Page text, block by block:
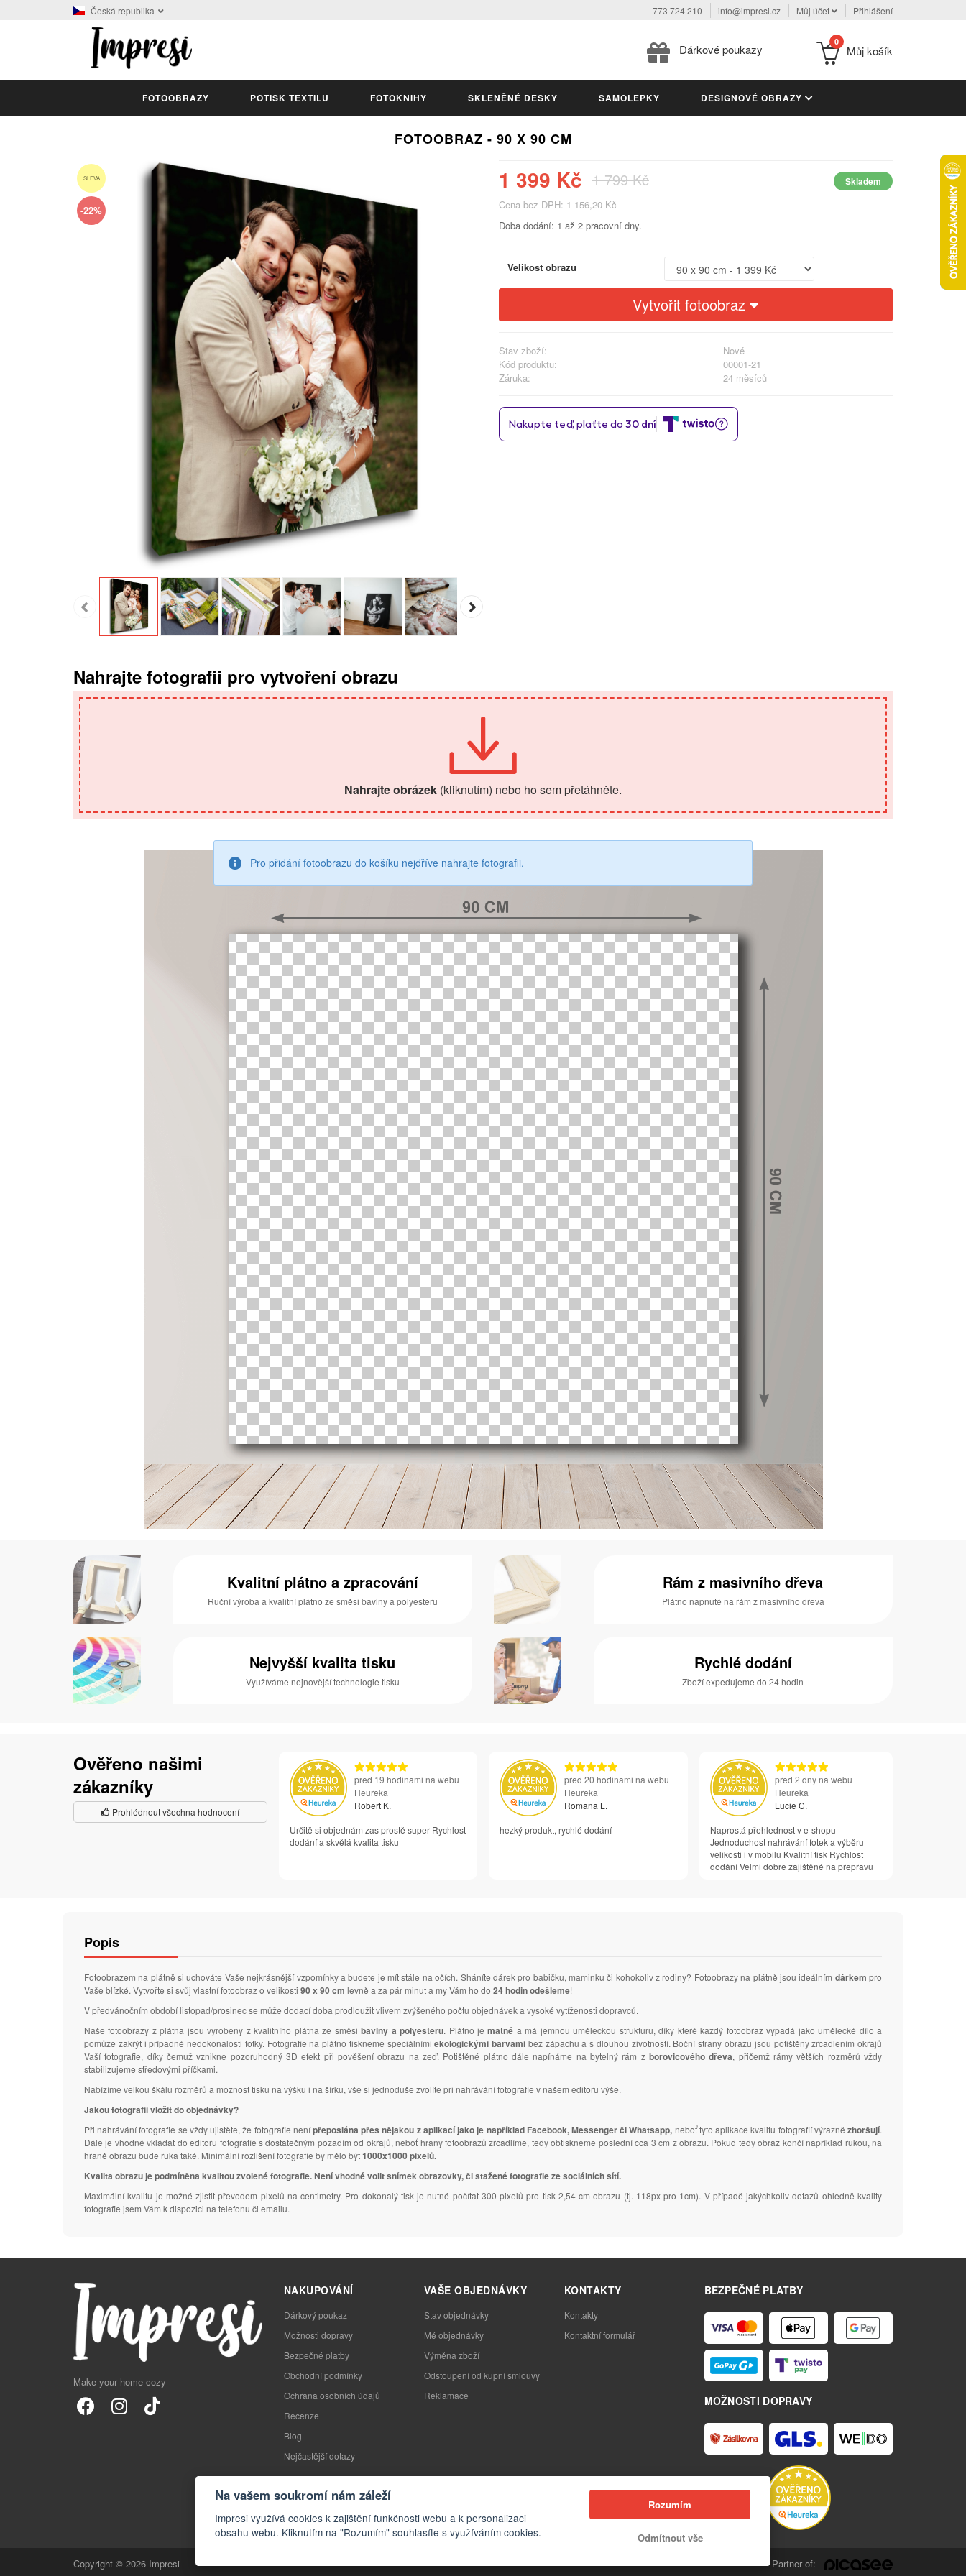
Česká republika 773 724 210 info@impresi.cz Můj účet Přihlášení
Dárkové poukazy
0
Můj košík
FOTOOBRAZY POTISK TEXTILU FOTOKNIHY SKLENĚNÉ DESKY SAMOLEPKY DESIGNOVÉ OBRAZY
FOTOOBRAZ - 90 X 90 CM
SLEVA
-22%
1 399 Kč 1 799 Kč Skladem
Cena bez DPH: 1 156,20 Kč
Doba dodání: 1 až 2 pracovní dny.
Velikost obrazu
Vytvořit fotoobraz
Stav zboží:
Nové
Kód produktu:
00001-21
Záruka:
24 měsíců
Nahrajte fotografii pro vytvoření obrazu
Nahrajte obrázek (kliknutím) nebo ho sem přetáhněte.
Pro přidání fotoobrazu do košíku nejdříve nahrajte fotografii.
Kvalitní plátno a zpracování
Ruční výroba a kvalitní plátno ze směsi bavlny a polyesteru
Rám z masivního dřeva
Plátno napnuté na rám z masivního dřeva
Nejvyšší kvalita tisku
Využíváme nejnovější technologie tisku
Rychlé dodání
Zboží expedujeme do 24 hodin
Ověřeno našimi
zákazníky
Prohlédnout všechna hodnocení
před 19 hodinami na webu
Heureka
Robert K.
Určitě si objednám zas prostě super Rychlost
dodání a skvělá kvalita tisku
před 20 hodinami na webu
Heureka
Romana L.
hezký produkt, rychlé dodání
před 2 dny na webu
Heureka
Lucie C.
Naprostá přehlednost v e-shopu
Jednoduchost nahrávání fotek a výběru
velikosti i v mobilu Kvalitní tisk Rychlost
dodání Velmi dobře zajištěné na přepravu
Popis
Fotoobrazem na plátně si uchováte Vaše nejkrásnější vzpomínky a budete je mít stále na očích. Sháníte dárek pro babičku, maminku či kohokoliv z rodiny? Fotoobrazy na plátně jsou ideálním dárkem pro
Vaše blízké. Vytvořte si svůj vlastní fotoobraz o velikosti 90 x 90 cm levně a za pár minut a my Vám ho do 24 hodin odešleme!
V předvánočním období listopad/prosinec se může dodací doba prodloužit vlivem zvýšeného počtu objednávek a vysoké vytíženosti dopravců.
Naše fotoobrazy z plátna jsou vyrobeny z kvalitního plátna ze směsibavlny a polyesteru. Plátno jematné a má jemnou uměleckou strukturu, díky které každý fotoobraz vypadá jako umělecké dílo a
pomůže zakrýt i případné nedokonalosti fotky. Fotografie na plátno tiskneme speciálnímiekologickými barvami bez zápachu a s dlouhou životností. Boční strany obrazu jsou potištěny zrcadlením okrajů
Vaší fotografie, díky čemuž vznikne pozoruhodný 3D efekt při pověšení obrazu na zeď. Potištěné plátno dále napínáme na bytelný rám z borovicového dřeva, přičemž rámy větších rozměrů vždy
stabilizujeme středovými příčkami.
Nabízíme velkou škálu rozměrů a možnost tisku na výšku i na šířku, vše si jednoduše zvolíte při nahrávání fotografie v našem editoru výše.
Jakou fotografii vložit do objednávky?
Při nahrávání fotografie se vždy ujistěte, že fotografie nenípřeposlána přes nějakou z aplikací jako je například Facebook, Messenger či Whatsapp, neboť tyto aplikace kvalitu fotografií výraznězhoršují.
Dále je vhodné vkládat do editoru fotografie s dostatečným pozadím od okrajů, neboť hrany fotoobrazů zrcadlíme, tedy obtiskneme poslední cca 3 cm z obrazu. Pokud tedy obraz končí například rukou, na
hraně obrazu bude ruka také. Minimální rozlišení fotografie by mělo být1000x1000 pixelů.
Kvalita obrazu je podmíněna kvalitou zvolené fotografie. Není vhodné volit snímek obrazovky, či stažené fotografie ze sociálních sítí.
Maximální kvalitu je možné zjistit převodem pixelů na centimetry. Pro dokonalý tisk je nutné počítat 300 pixelů pro tisk 2,54 cm obrazu (tj. 118px pro 1cm). V případě jakýchkoliv dotazů ohledně kvality
fotografie jsem Vám k dispozici na telefonu či emailu.
Make your home cozy
BEZPEČNÉ PLATBY
MOŽNOSTI DOPRAVY
NAKUPOVÁNÍ
Dárkový poukaz
Možnosti dopravy
Bezpečné platby
Obchodní podmínky
Ochrana osobních údajů
Recenze
Blog
Nejčastější dotazy
VAŠE OBJEDNÁVKY
Stav objednávky
Mé objednávky
Výměna zboží
Odstoupení od kupní smlouvy
Reklamace
KONTAKTY
Kontakty
Kontaktní formulář
Copyright © 2026 Impresi Partner of:
Na vašem soukromí nám záleží
Impresi využívá cookies k zajištění funkčnosti webu a k personalizaci
obsahu webu. Kliknutím na "Rozumím" souhlasíte s využíváním cookies.
Rozumím
Odmítnout vše